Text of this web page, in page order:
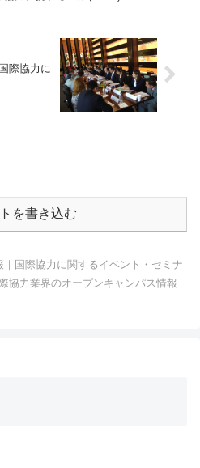
際協力に
を書き込む
｜国際協力に関するイベント・セミナ
協力業界のオープンキャンパス情報